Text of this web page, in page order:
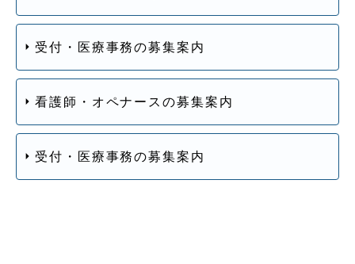
受付・医療事務の募集案内
看護師・オペナースの募集案内
受付・医療事務の募集案内